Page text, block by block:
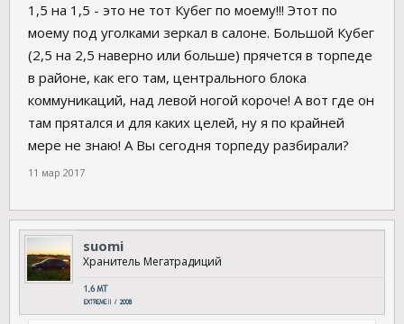
1,5 на 1,5 - это не тот Кубег по моему!!! Этот по
моему под уголками зеркал в салоне. Большой Кубег
(2,5 на 2,5 наверно или больше) прячется в торпеде
в районе, как его там, центрального блока
коммуникаций, над левой ногой короче! А вот где он
там прятался и для каких целей, ну я по крайней
мере не знаю! А Вы сегодня торпеду разбирали?
11 мар 2017
suomi
Хранитель Мегатрадиций